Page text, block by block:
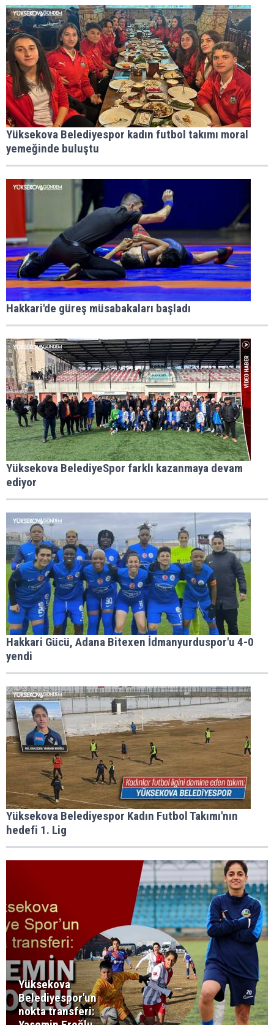
Yüksekova Belediyespor kadın futbol takımı moral
yemeğinde buluştu
Hakkari'de güreş müsabakaları başladı
Yüksekova BelediyeSpor farklı kazanmaya devam
ediyor
Hakkari Gücü, Adana Bitexen İdmanyurduspor'u 4-0
yendi
Yüksekova Belediyespor Kadın Futbol Takımı'nın
hedefi 1. Lig
Yüksekova
Belediyespor'un
nokta transferi: